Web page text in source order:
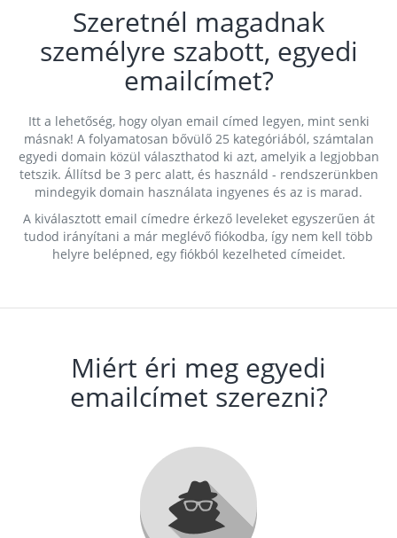
Szeretnél magadnak
személyre szabott, egyedi
emailcímet?
Itt a lehetőség, hogy olyan email címed legyen, mint senki
másnak! A folyamatosan bővülő 25 kategóriából, számtalan
egyedi domain közül választhatod ki azt, amelyik a legjobban
tetszik. Állítsd be 3 perc alatt, és használd - rendszerünkben
mindegyik domain használata ingyenes és az is marad.
A kiválasztott email címedre érkező leveleket egyszerűen át
tudod irányítani a már meglévő fiókodba, így nem kell több
helyre belépned, egy fiókból kezelheted címeidet.
Miért éri meg egyedi
emailcímet szerezni?